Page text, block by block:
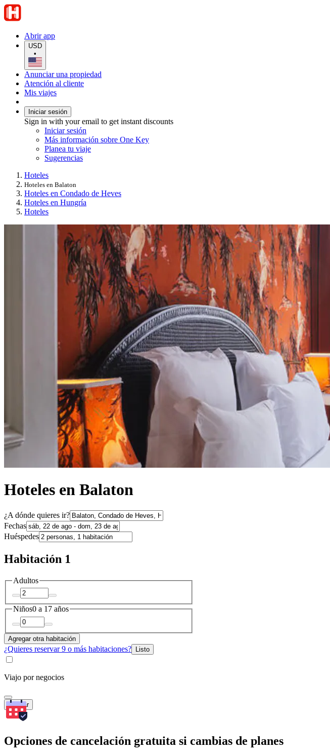
Abrir app
USD
•
Anunciar una propiedad
Atención al cliente
Mis viajes
Iniciar sesión
Sign in with your email to get instant discounts
Iniciar sesión
Más información sobre One Key
Planea tu viaje
Sugerencias
Hoteles
Hoteles en Balaton
Hoteles en Condado de Heves
Hoteles en Hungría
Hoteles
Hoteles en Balaton
¿A dónde quieres ir?
Fechas
Huéspedes
Habitación 1
Adultos
Niños0 a 17 años
Agregar otra habitación
¿Quieres reservar 9 o más habitaciones? Listo
Viajo por negocios
Buscar
Opciones de cancelación gratuita si cambias de planes